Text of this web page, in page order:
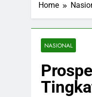
Home
NASIONAL